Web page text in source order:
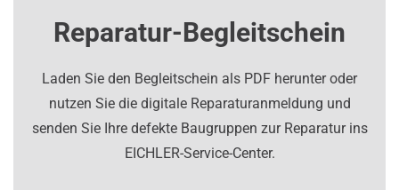
Reparatur-Begleitschein
Laden Sie den Begleitschein als PDF herunter oder
nutzen Sie die digitale Reparaturanmeldung und
senden Sie Ihre defekte Baugruppen zur Reparatur ins
EICHLER-Service-Center.